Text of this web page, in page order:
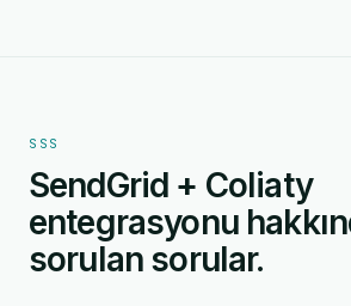
SSS
SendGrid + Coliaty
entegrasyonu
sorulan sorular.